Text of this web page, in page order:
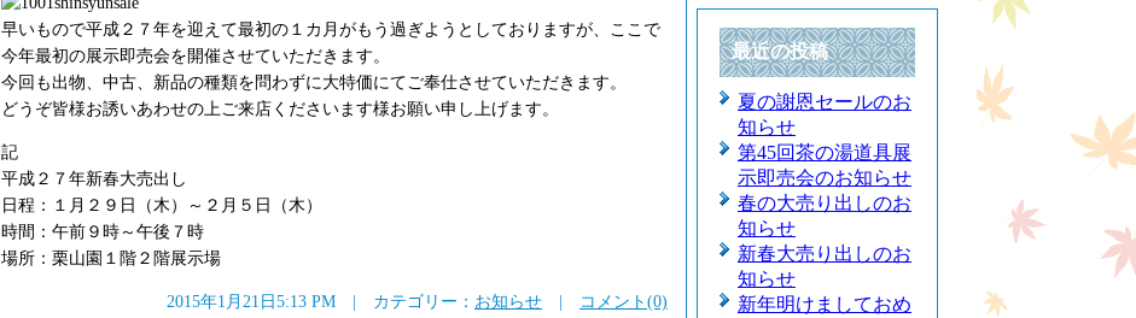
早いもので平成２７年を迎えて最初の１カ月がもう過ぎようとしておりますが、ここで
今年最初の展示即売会を開催させていただきます。
今回も出物、中古、新品の種類を問わずに大特価にてご奉仕させていただきます。
どうぞ皆様お誘いあわせの上ご来店くださいます様お願い申し上げます。
記
平成２７年新春大売出し
日程：１月２９日（木）～２月５日（木）
時間：午前９時～午後７時
場所：栗山園１階２階展示場
2015年1月21日5:13 PM | カテゴリー： お知らせ コメント(0)
最近の投稿
夏の謝恩セールのお
知らせ
第45回茶の湯道具展
示即売会のお知らせ
春の大売り出しのお
知らせ
新春大売り出しのお
知らせ
新年明けましておめ